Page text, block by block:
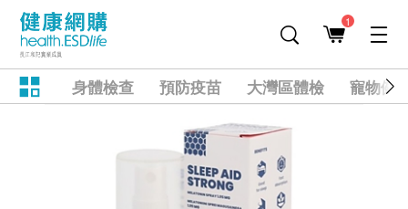
1
身體檢查 預防疫苗 大灣區體檢 寵物健